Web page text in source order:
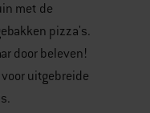
met de
pizza's.
door beleven!
uitgebreide